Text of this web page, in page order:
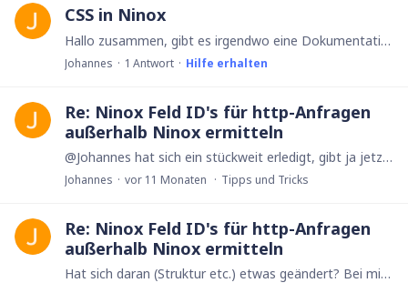
CSS in Ninox
Hallo zusammen, gibt es irgendwo eine Dokumentation darüber, wie ich mit CSS in der Web-App verschiedene Elemente gestalten kann? Beispielsweise würde ich gerne alle Buttons einheitlich gestalten und…
Johannes 1 Antwort Hilfe erhalten
Re: Ninox Feld ID's für http-Anfragen
außerhalb Ninox ermitteln
@Johannes hat sich ein stückweit erledigt, gibt ja jetzt fieldID() ;-)
Johannes vor 11 Monaten Tipps und Tricks
Re: Ninox Feld ID's für http-Anfragen
außerhalb Ninox ermitteln
Hat sich daran (Struktur etc.) etwas geändert? Bei mir wird {"result":"Unauthorized"} ausgegeben, obwohl der verwendete Key ansich für API-Aufrufe funktioniert.